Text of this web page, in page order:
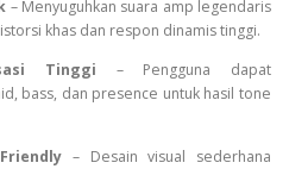
– Menyuguhkan suara amp legendaris
khas dan respon dinamis tinggi.
Tinggi – Pengguna dapat
bass, dan presence untuk hasil tone
– Desain visual sederhana